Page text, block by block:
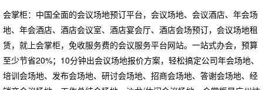
会掌柜：中国全面的会议场地预订平台，会议场地、会议酒店、年会场
地、年会酒店、酒店会议室、酒店宴会厅、酒店会场预订，会议场地租
赁，就上会掌柜，免收服务费的会议服务平台网站。一站式办会，预算
至少节省20%；10分钟出会议场地报价方案，轻松搞定公司年会场地、
培训会场地、发布会场地、研讨会场地、招商会场地、答谢会场地、经